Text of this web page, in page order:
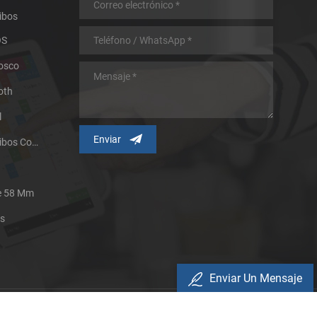
Impresora Térmica De Recibos Con Micropanel.
58 Mm
Enviar Un Mensaje